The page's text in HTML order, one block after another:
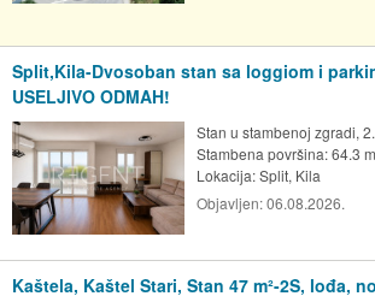
Split,Kila-Dvosoban stan sa loggiom i
USELJIVO ODMAH!
Stan u stambenoj zgradi,
Stambena površina: 64.3
Lokacija:Split, Kila
Objavljen:06.08.2026.
Kaštela, Kaštel Stari, Stan 47 m²-2S, lođa,